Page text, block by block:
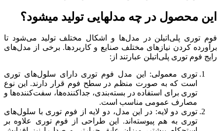
این محصول در چه مدلهایی تولید میشود؟
فوم توری پلی‌اتیلن در مدل‌ها و اشکال مختلف تولید می‌شود تا
برآورده کردن نیازهای مختلف صنایع و کاربردها. برخی از مدل‌های
رایج فوم توری پلی‌اتیلن عبارتند از:
توری معمولی: این مدل فوم توری دارای سلول‌های توری
است که به صورت منظم در سطح فوم قرار دارند. این نوع
توری برای استفاده در بسته‌بندی، جداکننده‌ها، سفت‌کننده‌ها و
مصارف عمومی مناسب است.
توری دو لایه: در این مدل، دو لایه از فوم توری با سلول‌های
توری به هم پیوسته‌اند. این طراحی از فوم توری علاوه بر